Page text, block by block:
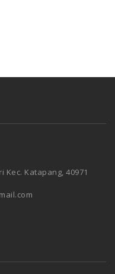
Kec. Katapang, 40971